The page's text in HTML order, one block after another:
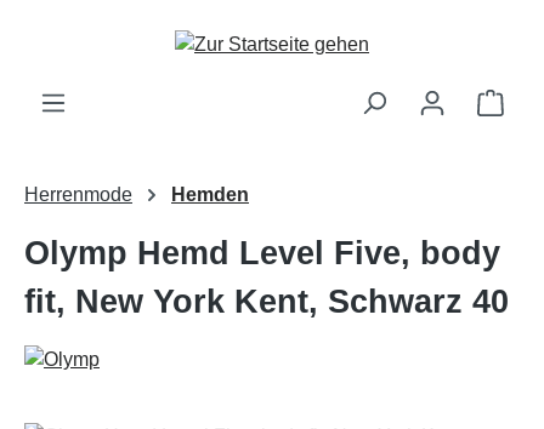
Zum Hauptinhalt springen
Herrenmode Hemden
Olymp Hemd Level Five, body
fit, New York Kent, Schwarz 40